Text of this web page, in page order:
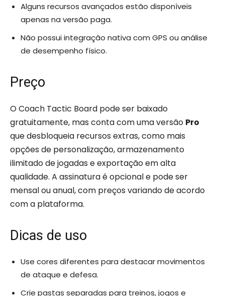
Alguns recursos avançados estão disponíveis
apenas na versão paga.
Não possui integração nativa com GPS ou análise
de desempenho físico.
Preço
O Coach Tactic Board pode ser baixado
gratuitamente, mas conta com uma versão Pro
que desbloqueia recursos extras, como mais
opções de personalização, armazenamento
ilimitado de jogadas e exportação em alta
qualidade. A assinatura é opcional e pode ser
mensal ou anual, com preços variando de acordo
com a plataforma.
Dicas de uso
Use cores diferentes para destacar movimentos
de ataque e defesa.
Crie pastas separadas para treinos, jogos e